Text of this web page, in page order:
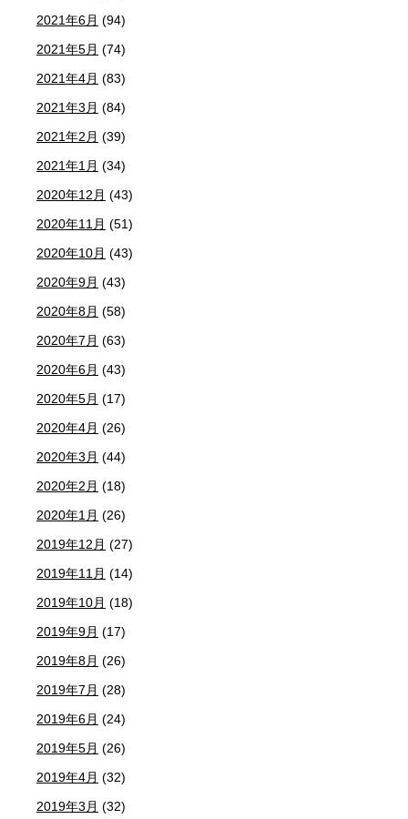
2021年6月 (94)
2021年5月 (74)
2021年4月 (83)
2021年3月 (84)
2021年2月 (39)
2021年1月 (34)
2020年12月 (43)
2020年11月 (51)
2020年10月 (43)
2020年9月 (43)
2020年8月 (58)
2020年7月 (63)
2020年6月 (43)
2020年5月 (17)
2020年4月 (26)
2020年3月 (44)
2020年2月 (18)
2020年1月 (26)
2019年12月 (27)
2019年11月 (14)
2019年10月 (18)
2019年9月 (17)
2019年8月 (26)
2019年7月 (28)
2019年6月 (24)
2019年5月 (26)
2019年4月 (32)
2019年3月 (32)